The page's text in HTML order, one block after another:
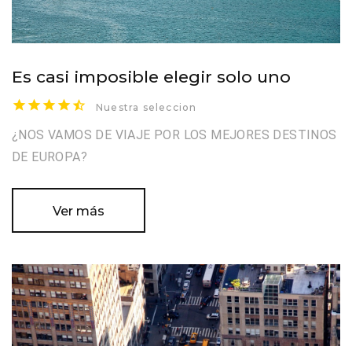
Es casi imposible elegir solo uno
Nuestra seleccion
¿NOS VAMOS DE VIAJE POR LOS MEJORES DESTINOS
DE EUROPA?
Ver más